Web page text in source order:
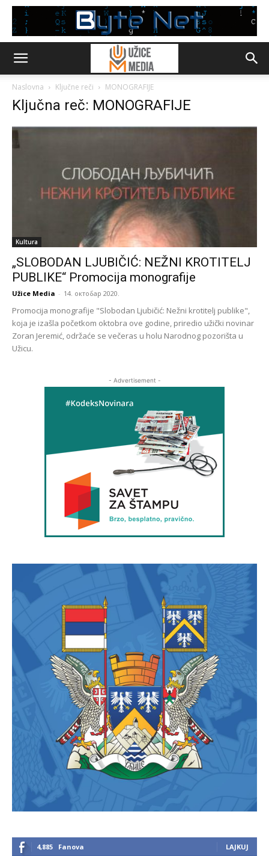
Naslovna Ključne reči MONOGRAFIJE
Ključna reč: MONOGRAFIJE
Kultura
„SLOBODAN LJUBIČIĆ: NEŽNI KROTITELJ
PUBLIKE“ Promocija monografije
Užice Media - 14. октобар 2020.
Promocija monografije "Slobodan Ljubičić: Nežni krotitelj publike",
koja je izašla početkom oktobra ove godine, priredio užički novinar
Zoran Jeremić, održaće se večeras u holu Narodnog pozorišta u
Užicu.
- Advertisement -
4,885 Fanova LAJKUJ